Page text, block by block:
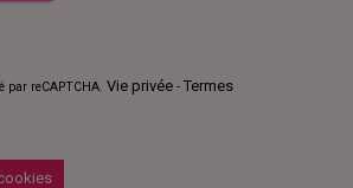
par reCAPTCHA. Vie privée - Termes